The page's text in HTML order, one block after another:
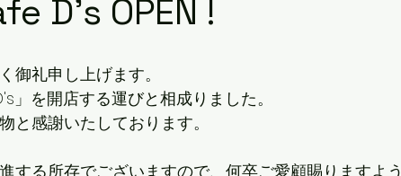
D's OPEN !
御礼申し上げます。
を開店する運びと相成りました。
と感謝いたしております。
する所存でございますので、何卒ご愛顧賜りますよう